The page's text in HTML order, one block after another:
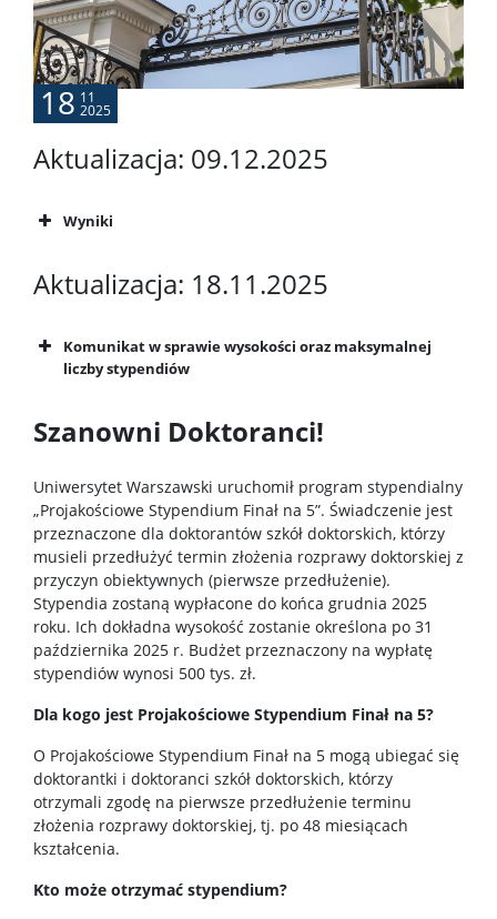
UW dla doktorantek i doktorantów
Szkolenia: Dane Badawcze UW
Bezpieczeństwo na UW
Wydarzenia
Ogłoszenia – konferencje, szkoły letnie, konkursy
Wydarzenia Szkoły
KRD – Krajowa Reprezentacja Doktorantów
Dla promotorów
Dokumenty
Zespół
Mapa strony
18 11
2025
Aktualizacja: 09.12.2025
Wyniki
Aktualizacja: 18.11.2025
Komunikat w sprawie wysokości oraz maksymalnej
liczby stypendiów
Szanowni Doktoranci!
Uniwersytet Warszawski uruchomił program stypendialny
„Projakościowe Stypendium Finał na 5”. Świadczenie jest
przeznaczone dla doktorantów szkół doktorskich, którzy
musieli przedłużyć termin złożenia rozprawy doktorskiej z
przyczyn obiektywnych (pierwsze przedłużenie).
Stypendia zostaną wypłacone do końca grudnia 2025
roku. Ich dokładna wysokość zostanie określona po 31
października 2025 r. Budżet przeznaczony na wypłatę
stypendiów wynosi 500 tys. zł.
Dla kogo jest Projakościowe Stypendium Finał na 5?
O Projakościowe Stypendium Finał na 5 mogą ubiegać się
doktorantki i doktoranci szkół doktorskich, którzy
otrzymali zgodę na pierwsze przedłużenie terminu
złożenia rozprawy doktorskiej, tj. po 48 miesiącach
kształcenia.
Kto może otrzymać stypendium?